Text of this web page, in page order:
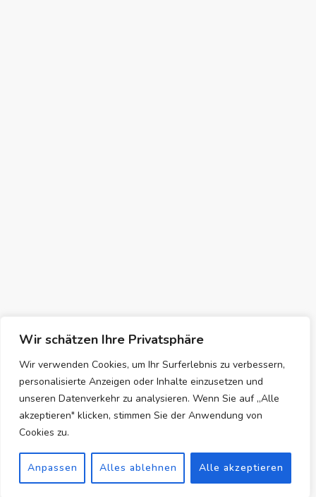
Wir schätzen Ihre Privatsphäre
Wir verwenden Cookies, um Ihr Surferlebnis zu verbessern,
personalisierte Anzeigen oder Inhalte einzusetzen und
unseren Datenverkehr zu analysieren. Wenn Sie auf „Alle
akzeptieren" klicken, stimmen Sie der Anwendung von
Cookies zu.
Anpassen Alles ablehnen Alle akzeptieren